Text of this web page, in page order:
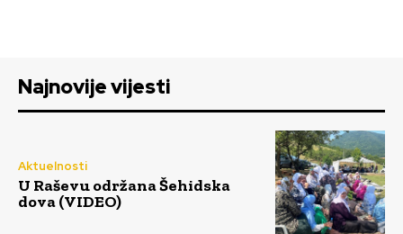
Najnovije vijesti
Aktuelnosti
U Raševu održana Šehidska
dova (VIDEO)